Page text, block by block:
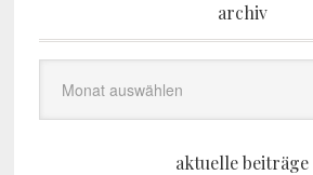
archiv
aktuelle beiträge